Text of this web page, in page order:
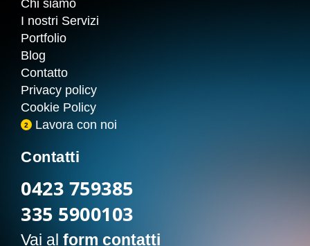
Chi siamo
I nostri Servizi
Portfolio
Blog
Contatto
Privacy policy
Cookie Policy
2 Lavora con noi
Contatti
0423 759385
335 5900103
Vai al form contatti